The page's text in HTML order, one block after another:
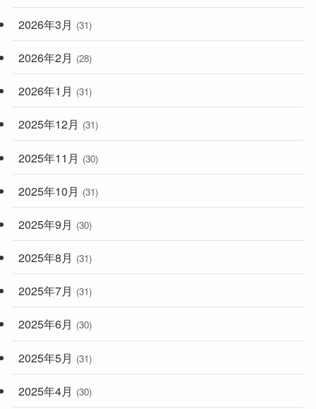
2026年3月 (31)
2026年2月 (28)
2026年1月 (31)
2025年12月 (31)
2025年11月 (30)
2025年10月 (31)
2025年9月 (30)
2025年8月 (31)
2025年7月 (31)
2025年6月 (30)
2025年5月 (31)
2025年4月 (30)